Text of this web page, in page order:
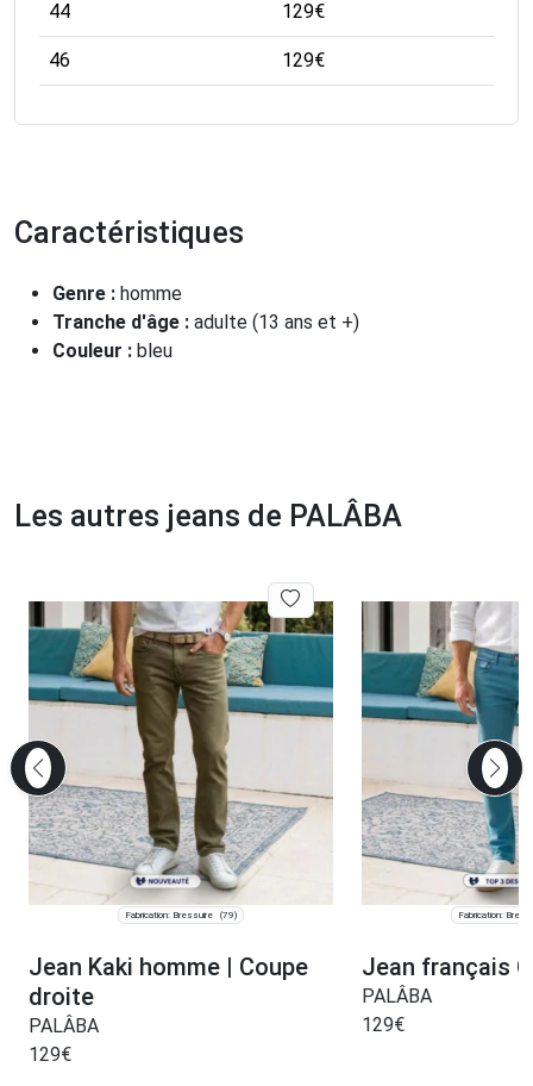
44 129€
46 129€
Caractéristiques
Genre : homme
Tranche d'âge : adulte (13 ans et +)
Couleur : bleu
Les autres jeans de PALÂBA
Fabrication: Bressuire (79)
Jean Kaki homme | Coupe
droite
PALÂBA
129€
Fabrication:
Jean français
PALÂBA
129€